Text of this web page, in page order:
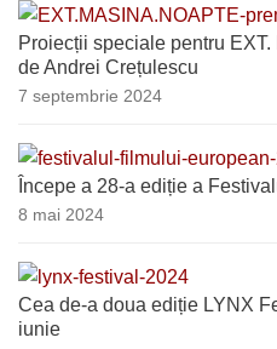
Proiecții speciale pentru
de Andrei Crețulescu
7 septembrie 2024
Începe a 28-a ediție a
8 mai 2024
Cea de-a doua ediție LYNX
iunie